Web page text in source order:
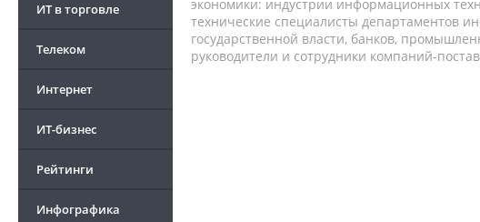
ИТ в торговле
Телеком
Интернет
ИТ-бизнес
Рейтинги
Инфографика
экономики: индустрии информационных
технические специалисты департаментов
государственной власти, банков,
руководители и сотрудники компаний-